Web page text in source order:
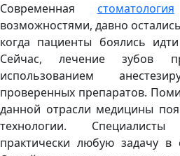
Современная стоматология
возможностями, давно
когда пациенты боялись
Сейчас, лечение зубов
использованием
проверенных препаратов.
данной отрасли медицины
технологии.
практически любую задачу в